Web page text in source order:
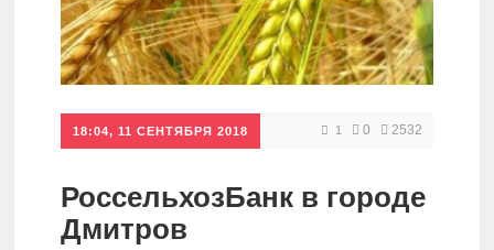
Кредитные
карты
Кредиты
Ипотеки
18:04, 11 СЕНТЯБРЯ 2018 1 0 2532
РоссельхозБанк в городе
Дмитров